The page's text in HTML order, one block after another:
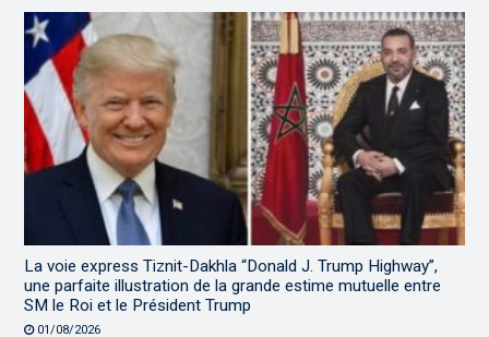
La voie express Tiznit-Dakhla “Donald J. Trump Highway”,
une parfaite illustration de la grande estime mutuelle entre
SM le Roi et le Président Trump
01/08/2026